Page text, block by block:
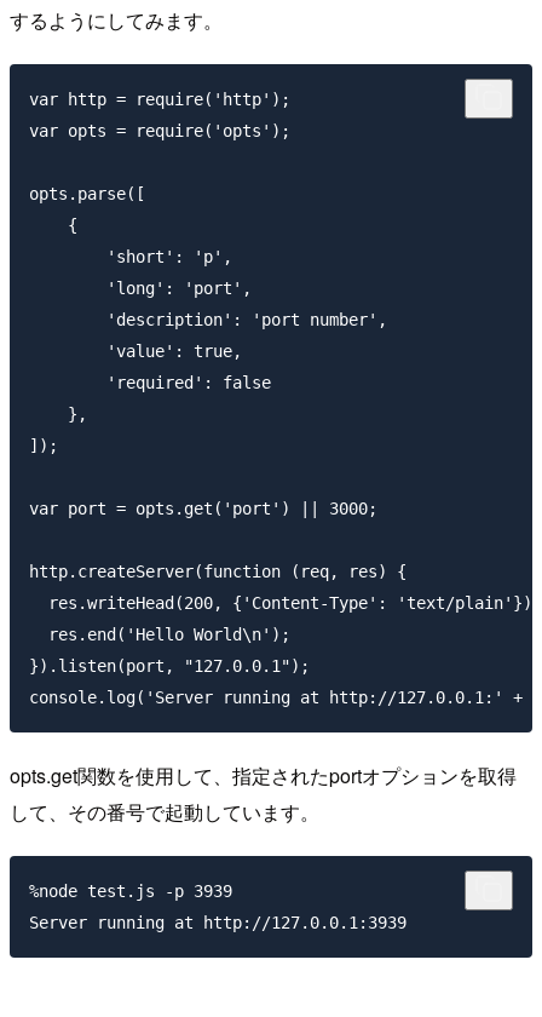
するようにしてみます。
var http = require('http');
var opts = require('opts');
opts.parse([
    {
        'short': 'p',
        'long': 'port',
        'description': 'port number',
        'value': true,
        'required': false
    },
]);
var port = opts.get('port') || 3000;
http.createServer(function (req, res) {
  res.writeHead(200, {'Content-Type': 'text/plain'});
  res.end('Hello World\n');
}).listen(port, "127.0.0.1");
opts.get関数を使用して、指定されたportオプションを取得
して、その番号で起動しています。
%node test.js -p 3939